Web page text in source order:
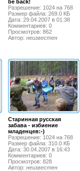
be back!
Разрешение: 1024 на 768
Размер файла: 269.0 КБ
Дата: 29.04.2007 в 01:38
Комментариев: 0
Просмотров: 862
Автор: неизвестен
Старинная русская
забава - избиение
младенцев:-)
Разрешение: 1024 на 768
Размер файла: 310.0 КБ
Дата: 30.04.2007 в 16:43
Комментариев: 0
Просмотров: 828
Автор: неизвестен